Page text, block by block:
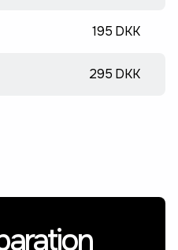
195 DKK
295 DKK